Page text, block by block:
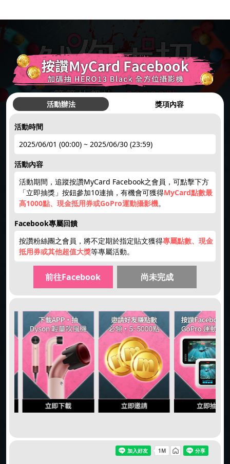
●
簽到禮1
hot
回饋10% 限時加碼
hot new new
活動辦法 獎項內容
活動時間
2025/06/01 (00:00) ~ 2025/06/30 (23:59)
活動內容
活動期間，追蹤按讚MyCard Facebook之會員，可點擊下方
「立即抽獎」按鈕參加10連抽，有機會可獲得MyCard點數最
高1000點、現金抵用券或GoPro運動攝影機。
Facebook專屬回饋
按讚粉絲團之會員，將不定期於指定貼文獲得專屬點數、現金
抵用券或其他超值大獎等專屬活動。
前往Facebook 尚未完成